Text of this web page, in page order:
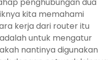
kita memahami
kerja dari router itu
untuk mengatur
nantinya digunakan